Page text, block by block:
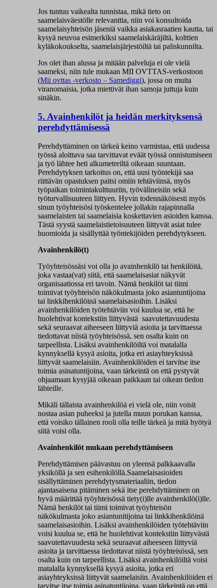
Jos tuntuu vaikealta tunnistaa, mikä tieto on
saamelaisväestölle relevanttia, niin voi konsultoida
saamelaisyhteisön jäseniä vaikka asiakasraatien kautta, tai
kysyä neuvoa esimerkiksi saamelaiskäräjiltä, kolttien
kyläkokoukselta, saamelaisjärjestöiltä tai paliskunnilta.
Jos olet ihan alussa ja mitään palveluja ei ole vielä
saameksi, niin tule mukaan MII OVTTAS-verkostoon
(Mii ovttas -verkosto – Samediggi), jossa on muita
viranomaisia, jotka miettivät ihan samoja juttuja kuin
sinäkin.
5. Avainhenkilöt ja heidän merkityksensä
perehdyttämisessä
Perehdyttäminen on tärkeä keino varmistaa, että uudessa
työssä aloittava saa tarvittavat eväät työssä onnistumiseen
ja työ lähtee heti alkumetreiltä oikeaan suuntaan.
Perehdytyksen tarkoitus on, että uusi työntekijä saa
riittävän opastuksen paitsi omiin tehtäviinsä, myös
työpaikan toimintakulttuuriin, työvälineisiin sekä
työturvallisuuteen liittyen. Hyvin todennäköisesti myös
sinun työyhteisösi työskentelee jollakin rajapinnalla
saamelaisten tai saamelaisia koskettavien asioiden kanssa.
Tästä syystä saamelaistietoisuuteen liittyvät asiat tulee
huomioida ja sisällyttää työntekijöiden perehdytykseen.
Avainhenkilö(t)
Työyhteisössäsi voi olla jo avainhenkilö tai henkilöitä,
joka vastaa(vat) siitä, että saamelaisasiat näkyvät
organisaatiossa eri tavoin. Nämä henkilöt tai tiimi
toimivat työyhteisön näkökulmasta joko asiantuntijoina
tai linkkihenkilöinä saamelaisasioihin. Lisäksi
avainhenkilöiden työtehtäviin voi kuulua se, että he
huolehtivat kontekstiin liittyvästä saavutettavuudesta
sekä seuraavat aiheeseen liittyviä asioita ja tarvittaessa
tiedottavat niistä työyhteisössä, sen osalta kuin on
tarpeellista. Lisäksi avainhenkilöiltä voi matalalla
kynnyksellä kysyä asioita, jotka eri asiayhteyksissä
liittyvät saamelaisiin. Avainhenkilöiden ei tarvitse itse
toimia asinatuntijoina, vaan tärkeintä on että pystyvät
ohjaamaan kysyjää oikeaan paikkaan tai oikean tiedon
lähteille.
Mikäli tällaista avainhenkilöä ei vielä ole, niin voisit
nostaa asian puheeksi ja jutella muun porukan kanssa,
että voisiko tällainen rooli olla teille tärkeä ja mitä hyötyä
siitä voisi olla.
Avainhenkilöt mukaan perehdyttämiseen
Perehdyttämisen päävastuu on yleensä palkkaavalla
yksiköllä ja sen esihenkilöllä.Saamelaisasioiden
sisällyttäminen perehdytysmateriaaliin, tiedon
ajantasaisena pitäminen sekä itse perehdyttäminen on
hyvä määrittää työyhteisössä tiety(i)lle avainhenkilö(i)lle.
Nämä henkilöt tai tiimi toimivat työyhteisön
näkökulmasta joko asiantunitijoina tai linkkihenkilöinä
saamelaisasioihin. Lisäksi avainhenkilöiden työtehtäviin
voisi kuulua se, että he huolehtivat kontekstiin liittyvästä
saavutettavuudesta sekä seuraavat aiheeseen liittyviä
asioita ja tarvittaessa tiedottavat niistä työyhteisössä, sen
osalta kuin on tarpeellista. Lisäksi avainhenkilöiltä voisi
matalalla kynnyksellä kysyä asioita, jotka eri
asiayhteyksissä liittyvät saamelaisiin. Avainhenkilöiden ei
tarvitse itse toimia asinatuntijoina, vaan tärkeintä on että